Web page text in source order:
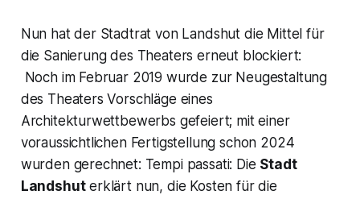
Nun hat der Stadtrat von Landshut die Mittel für
die Sanierung des Theaters erneut blockiert:
Noch im Februar 2019 wurde zur Neugestaltung
des Theaters Vorschläge eines
Architekturwettbewerbs gefeiert; mit einer
voraussichtlichen Fertigstellung schon 2024
wurden gerechnet: Tempi passati: Die Stadt
Landshuterklärt nun, die Kosten für die